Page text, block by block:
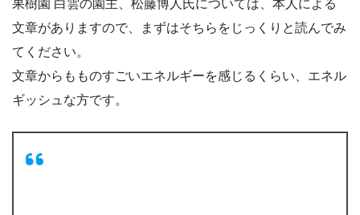
果樹園 白雲の園主、松藤博人氏については、本人による
文章がありますので、まずはそちらをじっくりと読んでみ
てください。
文章からもものすごいエネルギーを感じるくらい、エネル
ギッシュな方です。